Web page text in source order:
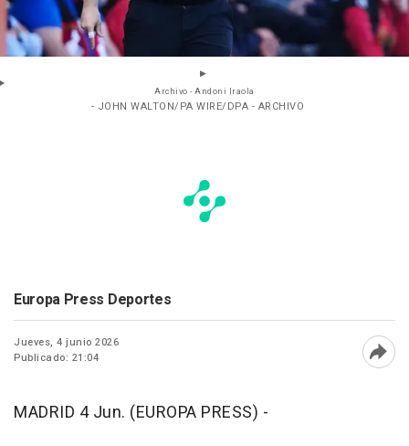
Archivo - Andoni Iraola
- JOHN WALTON/PA WIRE/DPA - ARCHIVO
Europa Press Deportes
Jueves, 4 junio 2026
Publicado: 21:04
MADRID 4 Jun. (EUROPA PRESS) -